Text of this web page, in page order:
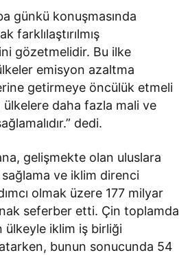
günkü konuşmasında
farklılaştırılmış
gözetmelidir. Bu ilke
emisyon azaltma
getirmeye öncülük etmeli
daha fazla mali ve
dedi.
gelişmekte olan uluslara
ve iklim direnci
olmak üzere 177 milyar
seferber etti. Çin toplamda
ülkeyle iklim iş birliği
bunun sonucunda 54